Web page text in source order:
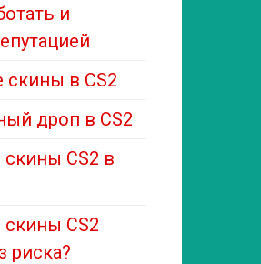
и
скины в CS2
дроп в CS2
скины CS2 в
скины CS2
риска?